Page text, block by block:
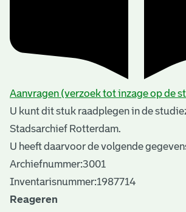
Aanvragen (verzoek tot inzage op de
U kunt dit stuk raadplegen in de
Stadsarchief Rotterdam.
U heeft daarvoor de volgende
Archiefnummer:3001
Inventarisnummer:1987714
Reageren